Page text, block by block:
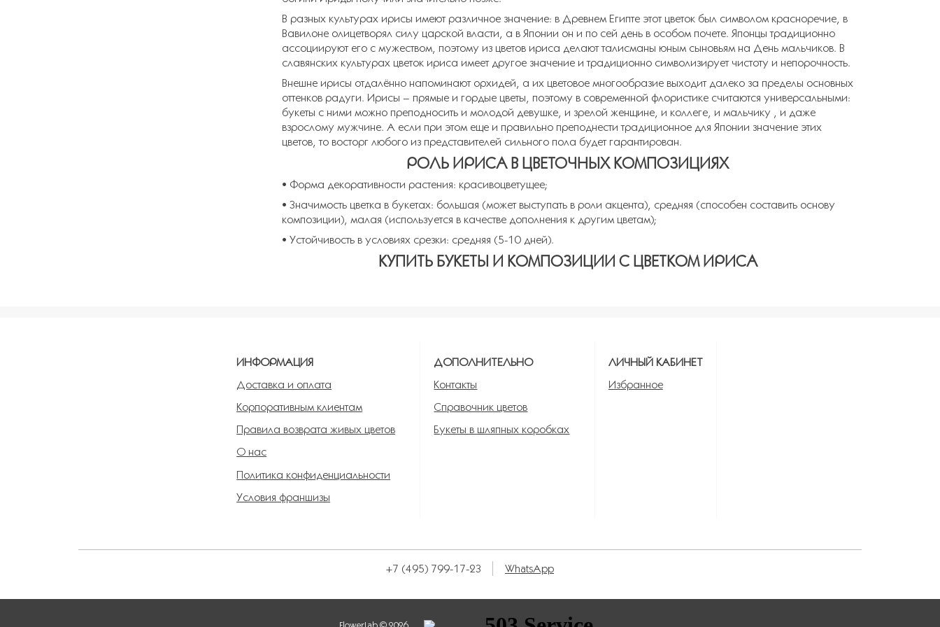
В разных культурах ирисы имеют различное значение: в Древнем Египте этот цветок был символом красноречие, в
Вавилоне олицетворял силу царской власти, а в Японии он и по сей день в особом почете. Японцы традиционно
ассоциируют его с мужеством, поэтому из цветов ириса делают талисманы юным сыновьям на День мальчиков. В
славянских культурах цветок ириса имеет другое значение и традиционно символизирует чистоту и непорочность.
Внешне ирисы отдалённо напоминают орхидей, а их цветовое многообразие выходит далеко за пределы основных
оттенков радуги. Ирисы – прямые и гордые цветы, поэтому в современной флористике считаются универсальными:
букеты с ними можно преподносить и молодой девушке, и зрелой женщине, и коллеге, и мальчику , и даже
взрослому мужчине. А если при этом еще и правильно преподнести традиционное для Японии значение этих
цветов, то восторг любого из представителей сильного пола будет гарантирован.
РОЛЬ ИРИСА В ЦВЕТОЧНЫХ КОМПОЗИЦИЯХ
• Форма декоративности растения: красивоцветущее;
• Значимость цветка в букетах: большая (может выступать в роли акцента), средняя (способен составить основу
композиции), малая (используется в качестве дополнения к другим цветам);
• Устойчивость в условиях срезки: средняя (5-10 дней).
КУПИТЬ БУКЕТЫ И КОМПОЗИЦИИ С ЦВЕТКОМ ИРИСА
ИНФОРМАЦИЯ
Доставка и оплата
Корпоративным клиентам
Правила возврата живых цветов
О нас
Политика конфиденциальности
Условия франшизы
ДОПОЛНИТЕЛЬНО
Контакты
Справочник цветов
Букеты в шляпных коробках
ЛИЧНЫЙ КАБИНЕТ
Избранное
+7 (495) 799-17-23 WhatsApp